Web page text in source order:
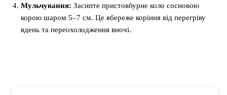
Мульчування: Засипте пристовбурне коло сосновою
корою шаром 5–7 см. Це вбереже коріння від перегріву
вдень та переохолодження вночі.